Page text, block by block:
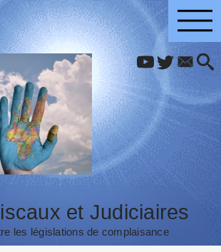
et Judiciaires
les législations de complaisance